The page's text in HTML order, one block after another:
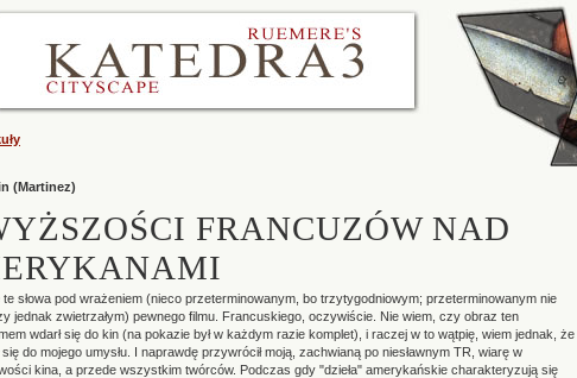
(Martinez)
FRANCUZÓW NAD
te słowa pod wrażeniem (nieco przeterminowanym, bo trzytygodniowym; przeterminowanym nie
jednak zwietrzałym) pewnego filmu. Francuskiego, oczywiście. Nie wiem, czy obraz ten
wdarł się do kin (na pokazie był w każdym razie komplet), i raczej w to wątpię, wiem jednak, że
się do mojego umysłu. I naprawdę przywrócił moją, zachwianą po niesławnym TR, wiarę w
kina, a przede wszystkim twórców. Podczas gdy "dzieła" amerykańskie charakteryzują się